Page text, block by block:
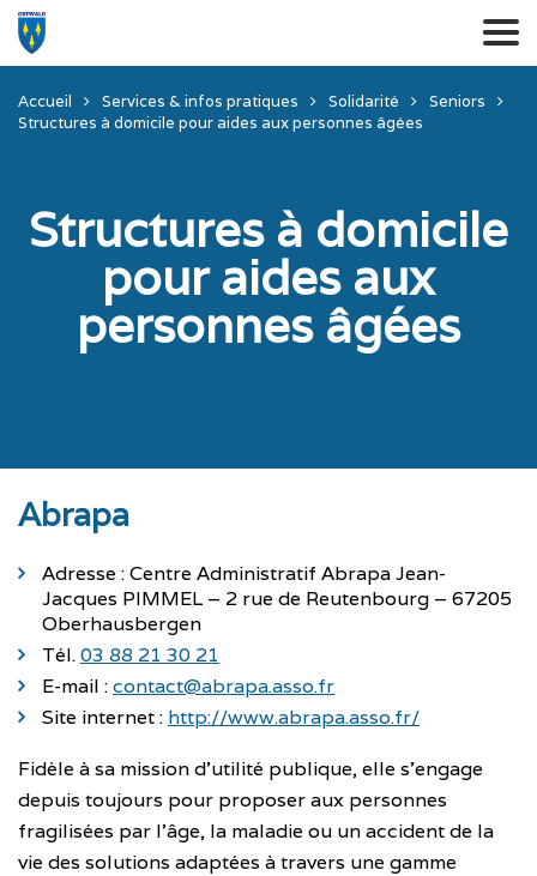
Accueil Services & infos pratiques Solidarité
Seniors
Structures à domicile pour aides aux personnes âgées
Structures à domicile
pour aides aux
personnes âgées
Abrapa
Adresse : Centre Administratif Abrapa Jean-
Jacques PIMMEL – 2 rue de Reutenbourg – 67205
Oberhausbergen
Tél.03 88 21 30 21
E-mail :contact@abrapa.asso.fr
Site internet : http://www.abrapa.asso.fr/
Fidèle à sa mission d’utilité publique, elle s’engage
depuis toujours pour proposer aux personnes
fragilisées par l’âge, la maladie ou un accident de la
vie des solutions adaptées à travers une gamme